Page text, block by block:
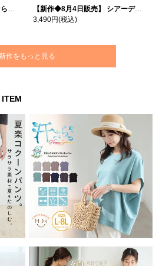
マリリン
【新作◆8月4日販売】 シアーデニムで お洒落に肌隠し | 大きいサイズの通販ならハッピーマリリン
3,490円(税込)
新作をもっと見る